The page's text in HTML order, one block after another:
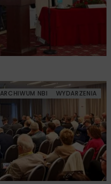
ARCHIWUM NBI WYDARZENIA